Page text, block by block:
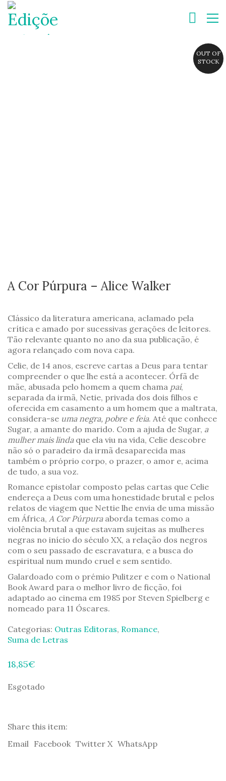
OUT OF
STOCK
A Cor Púrpura – Alice Walker
Clássico da literatura americana, aclamado pela
crítica e amado por sucessivas gerações de leitores.
Tão relevante quanto no ano da sua publicação, é
agora relançado com nova capa.
Celie, de 14 anos, escreve cartas a Deus para tentar
compreender o que lhe está a acontecer. Órfã de
mãe, abusada pelo homem a quem chama pai,
separada da irmã, Netie, privada dos dois filhos e
oferecida em casamento a um homem que a maltrata,
considera-se uma negra, pobre e feia. Até que conhece
Sugar, a amante do marido. Com a ajuda de Sugar, a
mulher mais lindaque ela viu na vida, Celie descobre
não só o paradeiro da irmã desaparecida mas
também o próprio corpo, o prazer, o amor e, acima
de tudo, a sua voz.
Romance epistolar composto pelas cartas que Celie
endereça a Deus com uma honestidade brutal e pelos
relatos de viagem que Nettie lhe envia de uma missão
em África, A Cor Púrpuraaborda temas como a
violência brutal a que estavam sujeitas as mulheres
negras no início do século XX, a relação dos negros
com o seu passado de escravatura, e a busca do
espiritual num mundo cruel e sem sentido.
Galardoado com o prémio Pulitzer e com o National
Book Award para o melhor livro de ficção, foi
adaptado ao cinema em 1985 por Steven Spielberg e
nomeado para 11 Óscares.
Categorias: Outras Editoras, Romance,
Suma de Letras
18,85€
Esgotado
Share this item:
Email Facebook Twitter X WhatsApp